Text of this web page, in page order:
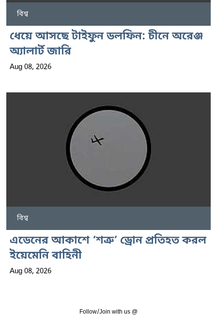
বিশ্ব
ধেয়ে আসছে টাইফুন ডলফিন: চীনে অরেঞ্জ
অ্যালার্ট জারি
Aug 08, 2026
বিশ্ব
এডেনের আকাশে ‘শত্রু’ ড্রোন প্রতিহত করল
ইয়েমেনি বাহিনী
Aug 08, 2026
Follow/Join with us @